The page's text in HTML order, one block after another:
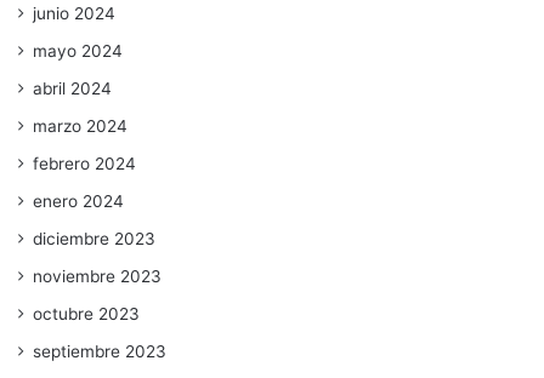
junio 2024
mayo 2024
abril 2024
marzo 2024
febrero 2024
enero 2024
diciembre 2023
noviembre 2023
octubre 2023
septiembre 2023